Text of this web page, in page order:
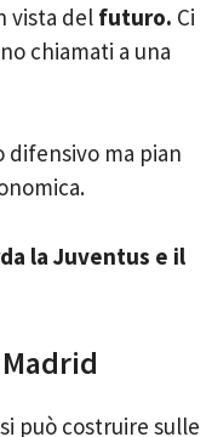
vista del futuro. Ci
chiamati a una
ma pian
la Juventus e il
può costruire sulle